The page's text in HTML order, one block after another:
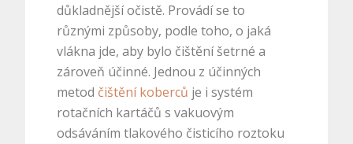
důkladnější očistě. Provádí se to
různými způsoby, podle toho, o jaká
vlákna jde, aby bylo čištění šetrné a
zároveň účinné. Jednou z účinných
metod čištění koberců je i systém
rotačních kartáčů s vakuovým
odsáváním tlakového čisticího roztoku